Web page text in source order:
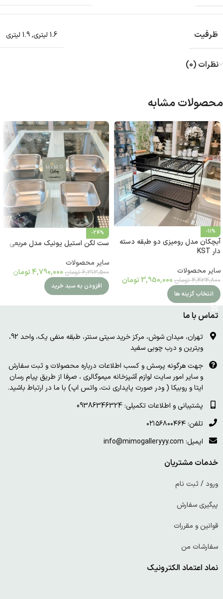
ظرفیت 1.6 لیتری ,1.9 لیتری
نظرات (0)
محصولات مشابه
-11%
آبچکان مدل رومیزی دو طبقه دسته
دار KST
سایر محصولات
4,434,800 تومان 3,950,000 تومان
انتخاب گزینه ها
-24%
ست لگن استیل یونیک مدل مربعی
سایر محصولات
6,313,500 تومان 4,790,000 تومان
افزودن به سبد خرید
تماس با ما
تهران، میدان شوش، مرکز خرید سیتی سنتر، طبقه منفی یک، واحد 92،
ویترین و درب چوبی سفید
جهت هرگونه پرسش و کسب اطلاعات درباره محصولات و ثبت سفارش
و سایر امور سایت لوازم آشپزخانه میموگالری ، صرفا از طریق پیام رسان
ایتا و روبیکا ( ودر صورت پایداری نت، واتس اپ) با ما در ارتباط باشید.
پشتیبانی و اطلاعات تکمیلی: 09386346324
تلفن: ۰۲۱۵۶۸۰۰۴۶۴
ایمیل: info@mimogalleryyy.com
خدمات مشتریان
ورود / ثبت نام
پیگیری سفارش
قوانین و مقررات
سفارشات من
نماد اعتماد الکترونیک